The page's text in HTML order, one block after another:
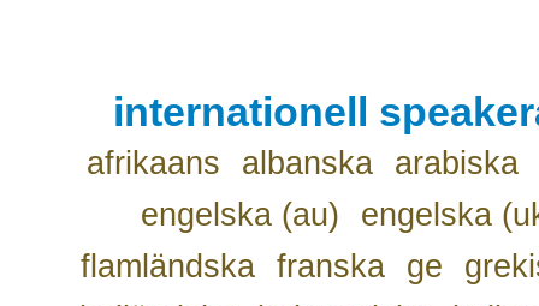
internationell
afrikaans albanska
arabiska
engelska (au)
engelska
flamländska franska ge